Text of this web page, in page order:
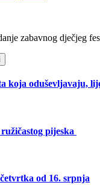
zabavnog dječjeg
oduševljavaju,
pijeska
od 16. srpnja